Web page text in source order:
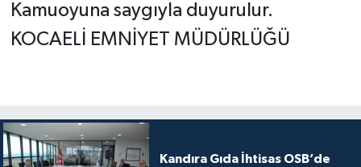
Kamuoyuna saygıyla duyurulur.
KOCAELİ EMNİYET MÜDÜRLÜĞÜ
Kandıra Gıda İhtisas OSB’de